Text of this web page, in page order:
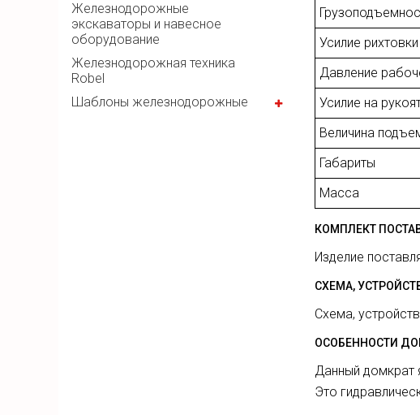
Железнодорожные
экскаваторы и навесное
оборудование
Железнодорожная техника
Robel
Шаблоны железнодорожные
Усилие
Давление
Усилие на
Величина
Габариты
Масса
КОМПЛЕКТ
Изделие
СХЕМА,
Схема,
ОСОБЕННОСТИ
Данный домкрат
Это